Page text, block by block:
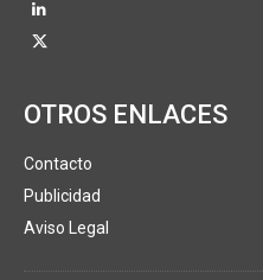
OTROS ENLACES
Contacto
Publicidad
Aviso Legal